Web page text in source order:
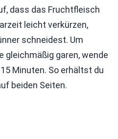
dass das Fruchtfleisch
leicht verkürzen,
schneidest. Um
gleichmäßig garen, wende
Minuten. So erhältst du
beiden Seiten.